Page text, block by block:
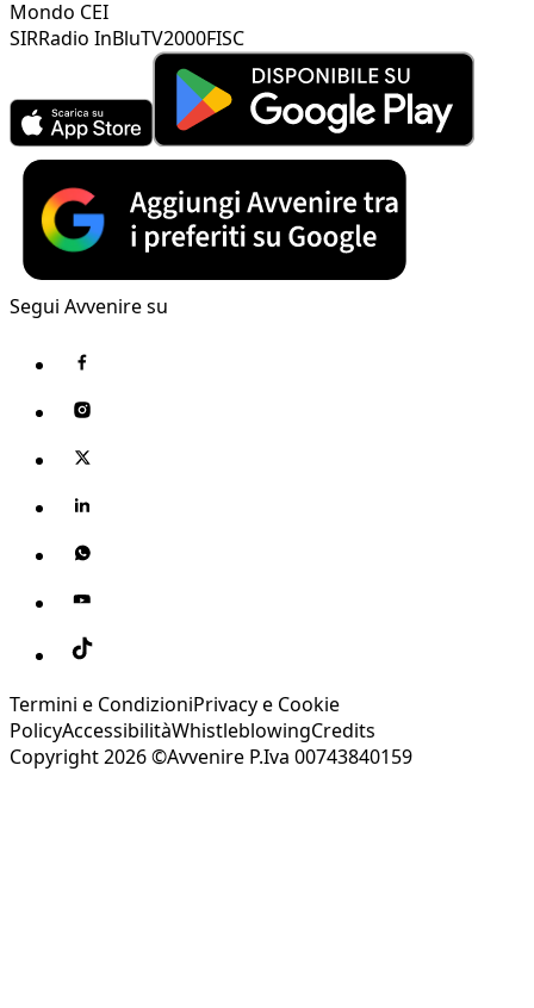
Mondo CEI
SIRRadio InBluTV2000FISC
Segui Avvenire su
Termini e CondizioniPrivacy e Cookie
PolicyAccessibilitàWhistleblowingCredits
Copyright 2026 ©Avvenire P.Iva 00743840159